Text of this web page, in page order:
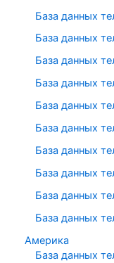
База данных
База данных
База данных
База данных
База данных
База данных
База данных
База данных
База данных
База данных
Америка
База данных